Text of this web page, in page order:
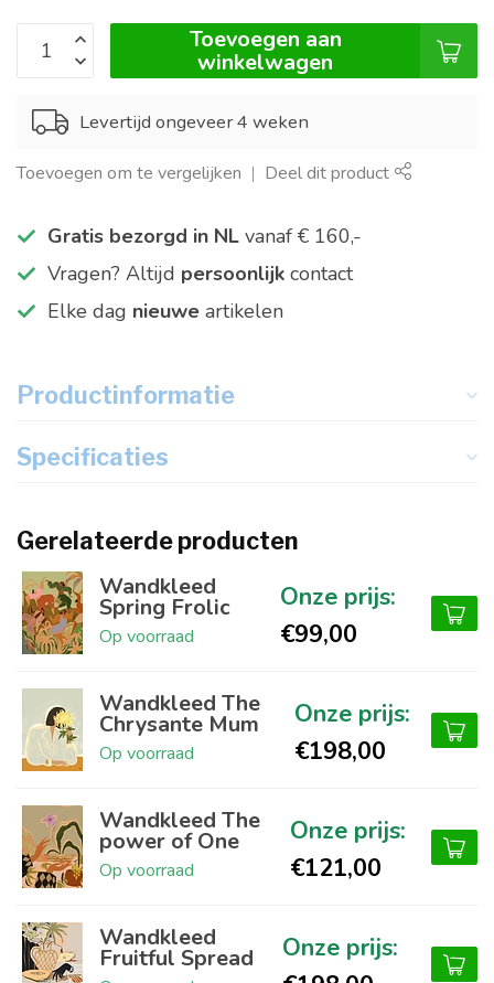
Toevoegen aan
winkelwagen
Levertijd ongeveer 4 weken
Toevoegen om te vergelijken Deel dit product
Gratis bezorgd in NL vanaf € 160,-
Vragen? Altijd persoonlijk contact
Elke dag nieuwe artikelen
Productinformatie
Specificaties
Gerelateerde producten
Wandkleed
Spring Frolic
Op voorraad €99,00
Wandkleed The
Chrysante Mum
Op voorraad €198,00
Wandkleed The
power of One
Op voorraad €121,00
Wandkleed
Fruitful Spread